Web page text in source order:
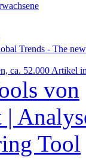
Trends - The
ca. 52.000 Artikel